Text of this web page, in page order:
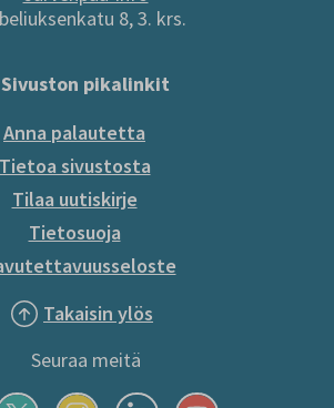
8, 3. krs.
Sivuston pikalinkit
Anna palautetta
Tietoa sivustosta
Tilaa uutiskirje
Tietosuoja
Takaisin ylös
Seuraa meitä